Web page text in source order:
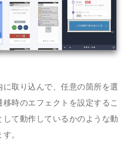
取り込んで、任意の箇所を選
時のエフェクトを設定するこ
して動作しているかのような動
。